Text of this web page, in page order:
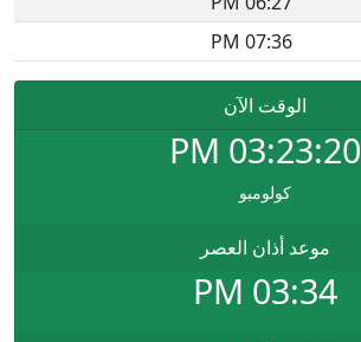
07:36 PM
الوقت الآن
03:23:20
PM
كولومبو
موعد أذان العصر
03:34 PM